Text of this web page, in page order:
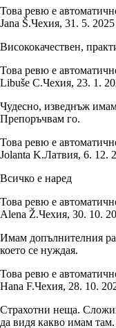
Това ревю е
Jana Š.Чехия, 31. 5. 2025
Висококачествен,
Това ревю е
Libuše C.Чехия, 23. 1.
Чудесно, изведнъж
Препоръчвам го.
Това ревю е
Jolanta K.Латвия, 6. 12.
Всичко е наред
Това ревю е
Alena Ž.Чехия, 30. 10.
Имам допълнителния
което се нуждая.
Това ревю е
Hana F.Чехия, 28. 10.
Страхотни неща.
да видя какво имам там.